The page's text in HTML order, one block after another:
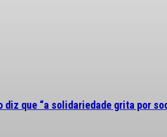
que “a solidariedade grita por